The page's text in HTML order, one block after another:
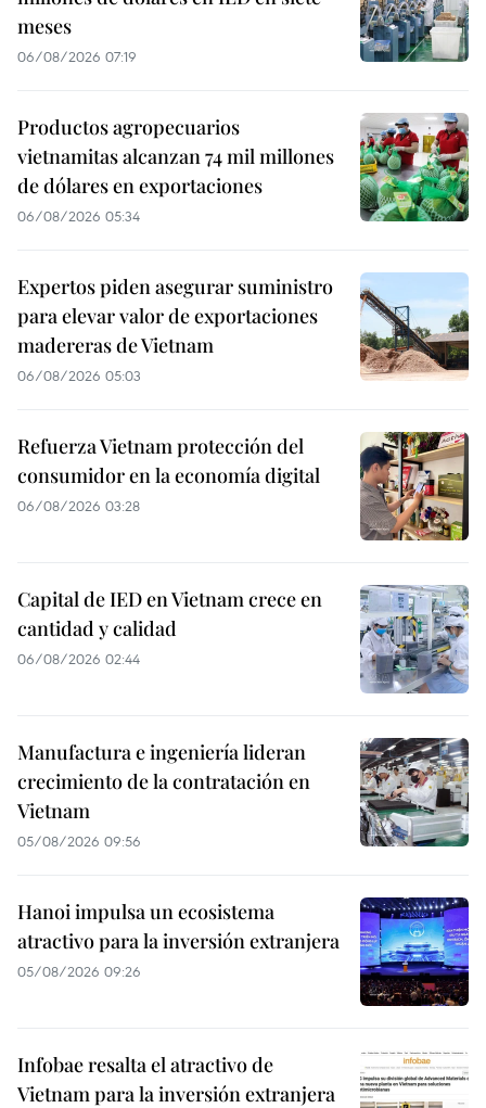
meses
06/08/2026 07:19
Productos agropecuarios
vietnamitas alcanzan 74 mil millones
de dólares en exportaciones
06/08/2026 05:34
Expertos piden asegurar suministro
para elevar valor de exportaciones
madereras de Vietnam
06/08/2026 05:03
Refuerza Vietnam protección del
consumidor en la economía digital
06/08/2026 03:28
Capital de IED en Vietnam crece en
cantidad y calidad
06/08/2026 02:44
Manufactura e ingeniería lideran
crecimiento de la contratación en
Vietnam
05/08/2026 09:56
Hanoi impulsa un ecosistema
atractivo para la inversión extranjera
05/08/2026 09:26
Infobae resalta el atractivo de
Vietnam para la inversión extranjera